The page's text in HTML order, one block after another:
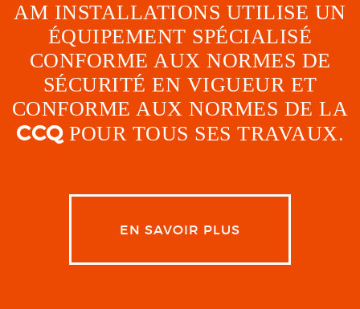
AM INSTALLATIONS UTILISE UN
ÉQUIPEMENT SPÉCIALISÉ
CONFORME AUX NORMES DE
SÉCURITÉ EN VIGUEUR ET
CONFORME AUX NORMES DE LA
CCQPOUR TOUS SES TRAVAUX.
EN SAVOIR PLUS